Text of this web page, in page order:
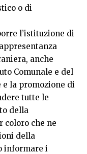
o di
l’istituzione di
anche
Comunale e del
e la promozione di
tutte le
della
coloro che ne
della
informare i